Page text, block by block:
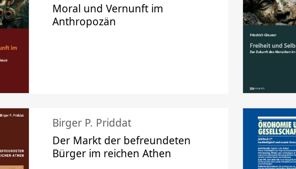
Moral und Vernunft im
Anthropozän
Birger P. Priddat
Der Markt der befreundeten
Bürger im reichen Athen